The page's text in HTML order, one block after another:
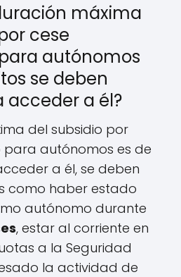
máxima
cese
autónomos
se deben
a él?
del subsidio por
para autónomos es de
a él, se deben
como haber estado
autónomo durante
, estar al corriente en
a la Seguridad
la actividad de